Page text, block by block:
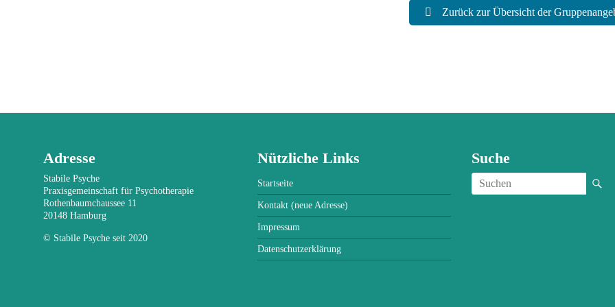
Zurück zur Übersicht der
Adresse
Stabile Psyche
Praxisgemeinschaft für Psychotherapie
Rothenbaumchaussee 11
20148 Hamburg
© Stabile Psyche seit 2020
Nützliche Links
Startseite
Kontakt (neue Adresse)
Impressum
Datenschutzerklärung
Suche